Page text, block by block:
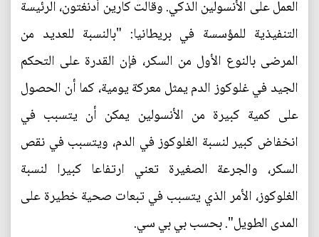
العمل على الأنسولين الذكي. وقالت كارين أدنغتون، الرئيسة
التنفيذية للمؤسسة في بريطانيا: "بالنسبة للعديد من
المرضى بالنوع الأول من السكر، فإن القدرة على التحكم
الجيد في غلوكوز الدم يمثل معركة يومية، كما أن الحصول
على كمية كبيرة من الأنسولين يمكن أن يتسبب في
انخفاض كبير لنسبة الغلوكوز في الدم، ويتسبب في نقص
السكر، والجرعة الصغيرة تعني ارتفاعا كبيرا لنسبة
الغلوكوز، الأمر الذي يتسبب في تبعات صحية خطيرة على
المدى الطويل". بحسب بي بي سي.